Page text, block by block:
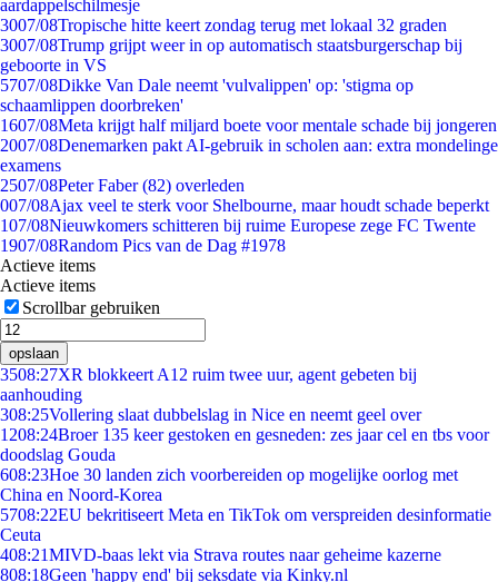
aardappelschilmesje
3007/08Tropische hitte keert zondag terug met lokaal 32 graden
3007/08Trump grijpt weer in op automatisch staatsburgerschap bij
geboorte in VS
5707/08Dikke Van Dale neemt 'vulvalippen' op: 'stigma op
schaamlippen doorbreken'
1607/08Meta krijgt half miljard boete voor mentale schade bij jongeren
2007/08Denemarken pakt AI-gebruik in scholen aan: extra mondelinge
examens
2507/08Peter Faber (82) overleden
007/08Ajax veel te sterk voor Shelbourne, maar houdt schade beperkt
107/08Nieuwkomers schitteren bij ruime Europese zege FC Twente
1907/08Random Pics van de Dag #1978
Actieve items
Actieve items
Scrollbar gebruiken
opslaan
3508:27XR blokkeert A12 ruim twee uur, agent gebeten bij
aanhouding
308:25Vollering slaat dubbelslag in Nice en neemt geel over
1208:24Broer 135 keer gestoken en gesneden: zes jaar cel en tbs voor
doodslag Gouda
608:23Hoe 30 landen zich voorbereiden op mogelijke oorlog met
China en Noord-Korea
5708:22EU bekritiseert Meta en TikTok om verspreiden desinformatie
Ceuta
408:21MIVD-baas lekt via Strava routes naar geheime kazerne
808:18Geen 'happy end' bij seksdate via Kinky.nl